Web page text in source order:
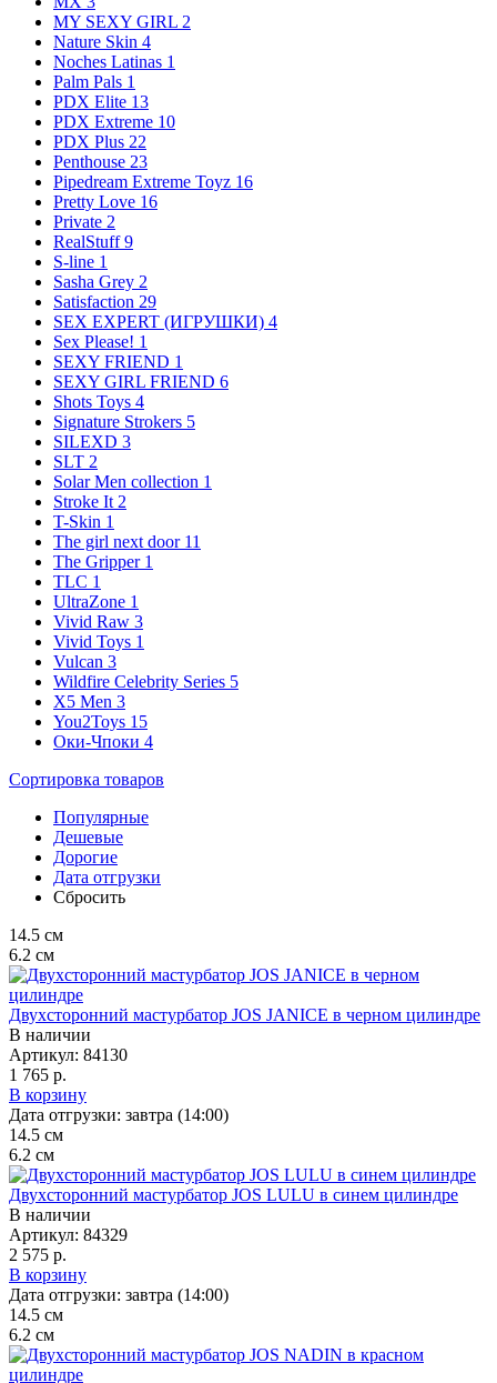
MY SEXY GIRL 2
Nature Skin 4
Noches Latinas 1
Palm Pals 1
PDX Elite 13
PDX Extreme 10
PDX Plus 22
Penthouse 23
Pipedream Extreme Toyz 16
Pretty Love 16
Private 2
RealStuff 9
S-line 1
Sasha Grey 2
Satisfaction 29
SEX EXPERT (ИГРУШКИ) 4
Sex Please! 1
SEXY FRIEND 1
SEXY GIRL FRIEND 6
Shots Toys 4
Signature Strokers 5
SILEXD 3
SLT 2
Solar Men collection 1
Stroke It 2
T-Skin 1
The girl next door 11
The Gripper 1
TLC 1
UltraZone 1
Vivid Raw 3
Vivid Toys 1
Vulcan 3
Wildfire Celebrity Series 5
X5 Men 3
You2Toys 15
Оки-Чпоки 4
Сортировка товаров
Популярные
Дешевые
Дорогие
Дата отгрузки
Сбросить
14.5 см
6.2 см
Двухсторонний мастурбатор JOS JANICE в черном цилиндре
В наличии
Артикул: 84130
1 765 р.
В корзину
Дата отгрузки: завтра (14:00)
14.5 см
6.2 см
Двухсторонний мастурбатор JOS LULU в синем цилиндре
В наличии
Артикул: 84329
2 575 р.
В корзину
Дата отгрузки: завтра (14:00)
14.5 см
6.2 см